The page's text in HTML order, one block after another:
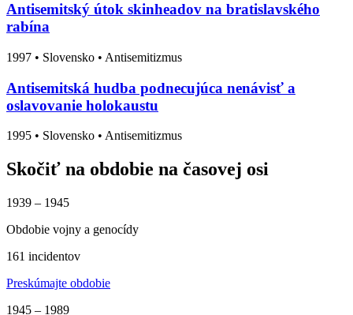
Antisemitský útok skinheadov na bratislavského
rabína
1997 • Slovensko • Antisemitizmus
Antisemitská hudba podnecujúca nenávisť a
oslavovanie holokaustu
1995 • Slovensko • Antisemitizmus
Skočiť na obdobie na časovej osi
1939 – 1945
Obdobie vojny a genocídy
161 incidentov
Preskúmajte obdobie
1945 – 1989